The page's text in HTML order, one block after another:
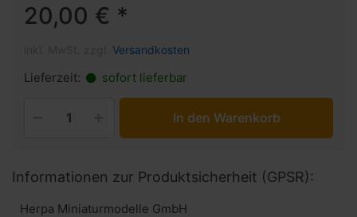
20,00 € *
Versandkosten
Lieferzeit: sofort lieferbar
In den Warenkorb
Informationen zur Produktsicherheit (GPSR):
Herpa Miniaturmodelle GmbH